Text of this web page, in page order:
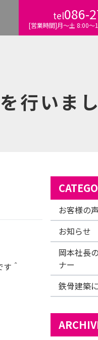
tel086-
[営業時間]月～土 8:00
行いまし
＾
お客様の声
お知らせ
岡本社長
ナー
鉄骨建築